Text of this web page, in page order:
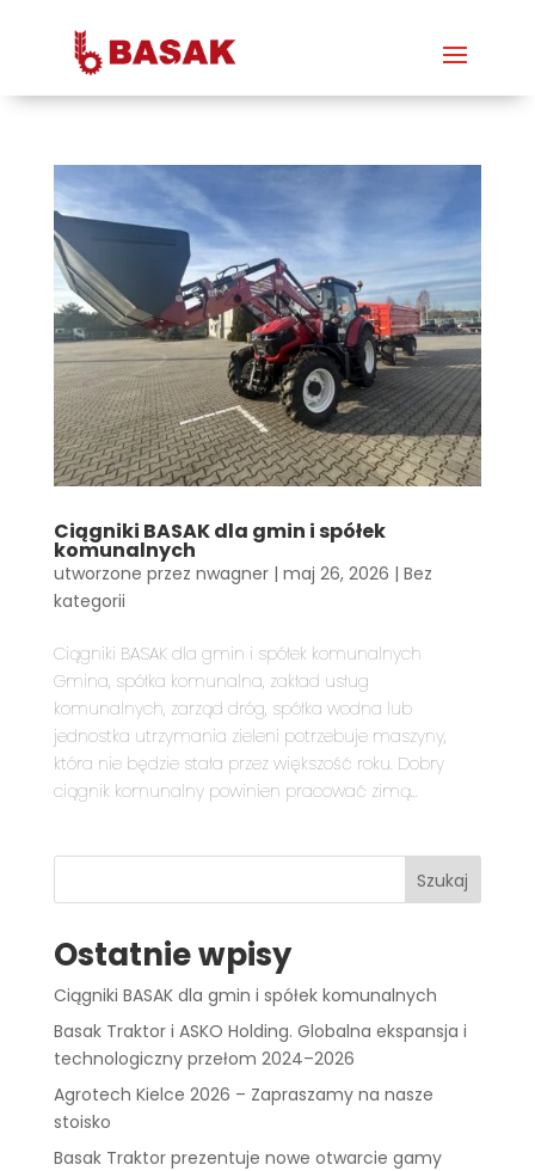
Ciągniki BASAK dla gmin i spółek
komunalnych
utworzone przez nwagner| maj 26, 2026 | Bez
kategorii
Ciągniki BASAK dla gmin i spółek komunalnych
Gmina, spółka komunalna, zakład usług
komunalnych, zarząd dróg, spółka wodna lub
jednostka utrzymania zieleni potrzebuje maszyny,
która nie będzie stała przez większość roku. Dobry
ciągnik komunalny powinien pracować zimą...
Szukaj
Ostatnie wpisy
Ciągniki BASAK dla gmin i spółek komunalnych
Basak Traktor i ASKO Holding. Globalna ekspansja i
technologiczny przełom 2024–2026
Agrotech Kielce 2026 – Zapraszamy na nasze
stoisko
Basak Traktor prezentuje nowe otwarcie gamy